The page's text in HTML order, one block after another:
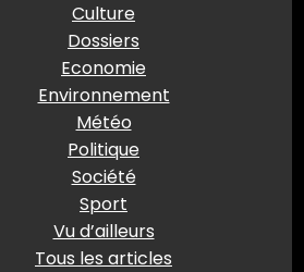
Culture
Dossiers
Economie
Environnement
Météo
Politique
Société
Sport
Vu d’ailleurs
Tous les articles